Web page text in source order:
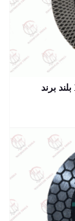
صفحه پرسلان بر سایز ۱۱۵ مدل X بلند برند